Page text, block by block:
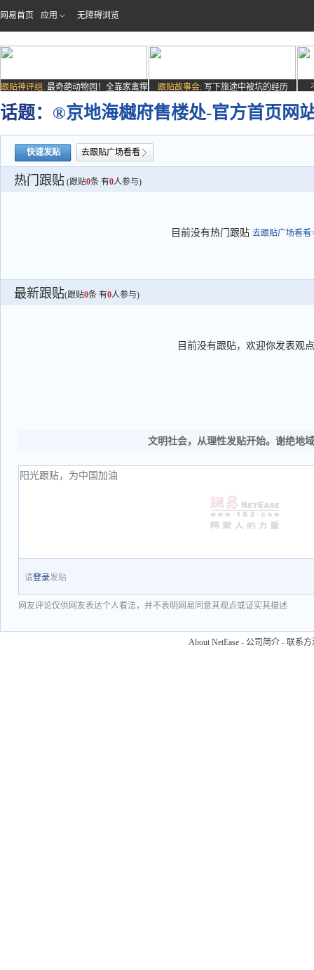
网易首页 应用 无障碍浏览
跟贴神评组: 最奇葩动物园！全靠家禽撑
场子
跟贴故事会: 写下旅途中被坑的经历
话题： ®京地海樾府售楼处-官方首页网
快速发贴 去跟贴广场看看
热门跟贴 (跟贴0条 有0人参与)
目前没有热门跟贴 去跟贴广场看看
最新跟贴(跟贴0条 有0人参与)
目前没有跟贴，欢迎你发表观点
文明社会，从理性发贴开始。谢绝地
请登录发贴
网友评论仅供网友表达个人看法，并不表明网易同意其观点或证实其描述
About NetEase - 公司简介 - 联系方